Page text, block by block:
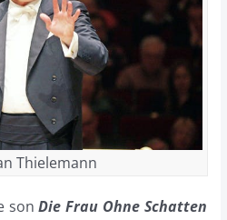
Thielemann
sonDie Frau Ohne Schatten